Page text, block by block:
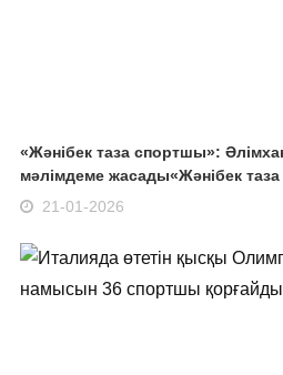
«Жәнібек таза спортшы»:
мәлімдеме жасады«Жәнібек таза
21-01-2026